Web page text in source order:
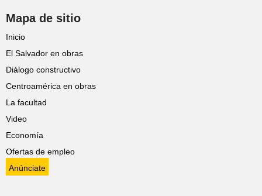
Mapa de sitio
Inicio
El Salvador en obras
Diálogo constructivo
Centroamérica en obras
La facultad
Video
Economía
Ofertas de empleo
Anúnciate